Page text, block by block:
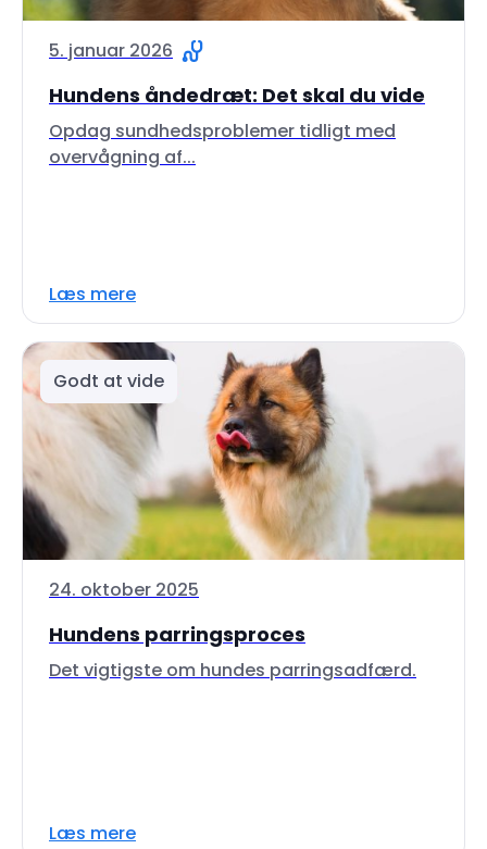
5. januar 2026
Hundens åndedræt: Det skal du vide
Opdag sundhedsproblemer tidligt med
overvågning af...
Læs mere
Godt at vide
24. oktober 2025
Hundens parringsproces
Det vigtigste om hundes parringsadfærd.
Læs mere